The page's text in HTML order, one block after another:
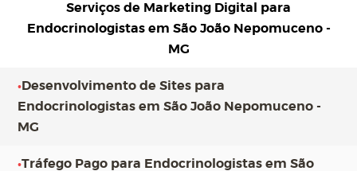
Serviços de Marketing Digital para
Endocrinologistas em São João Nepomuceno -
MG
•Desenvolvimento de Sites para
Endocrinologistas em São João Nepomuceno -
MG
•Tráfego Pago para Endocrinologistas em São